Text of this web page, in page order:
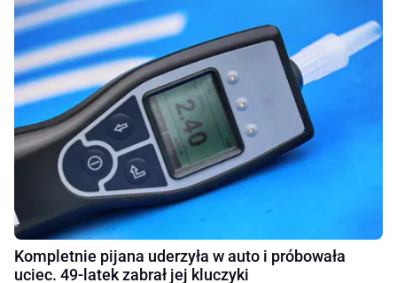
Kompletnie pijana uderzyła w auto i próbowała
uciec. 49-latek zabrał jej kluczyki